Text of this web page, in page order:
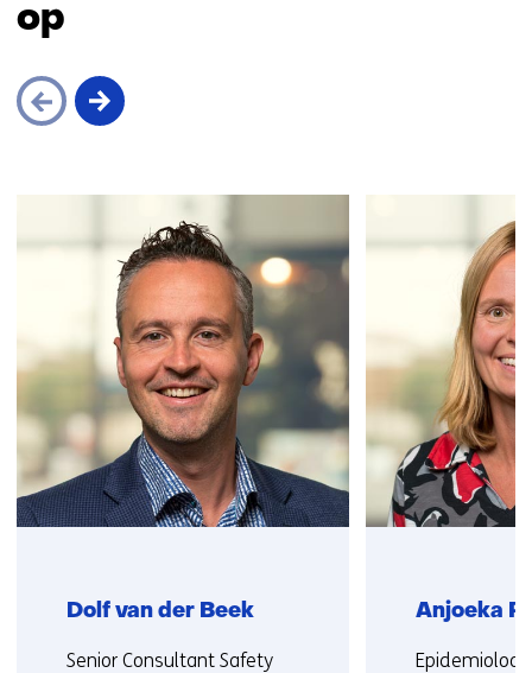
op
over
(Neem
contact
met
ons
Dolf van der Beek
Functie:
Senior Consultant Safety
Anjoeka
Functie:
Epidemioloog